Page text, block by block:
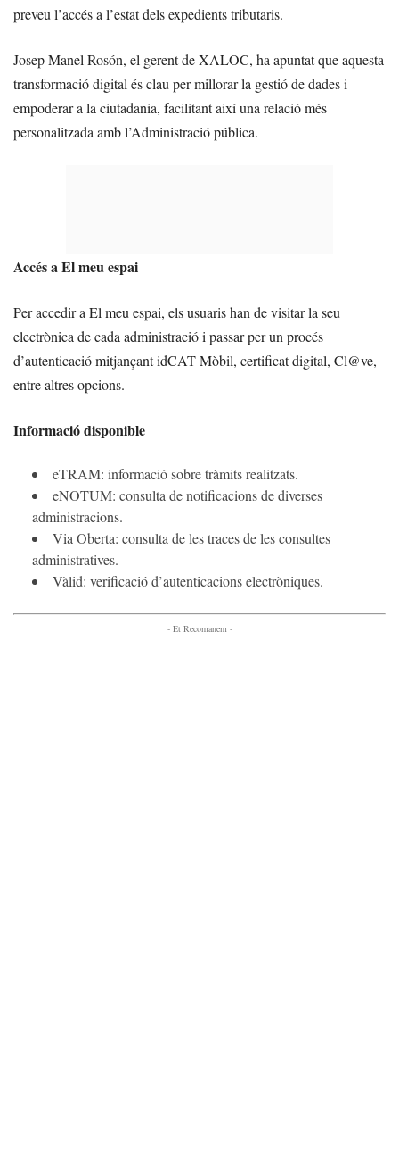
preveu l’accés a l’estat dels expedients tributaris.
Josep Manel Rosón, el gerent de XALOC, ha apuntat que aquesta
transformació digital és clau per millorar la gestió de dades i
empoderar a la ciutadania, facilitant així una relació més
personalitzada amb l’Administració pública.
Accés a El meu espai
Per accedir a El meu espai, els usuaris han de visitar la seu
electrònica de cada administració i passar per un procés
d’autenticació mitjançant idCAT Mòbil, certificat digital, Cl@ve,
entre altres opcions.
Informació disponible
eTRAM: informació sobre tràmits realitzats.
eNOTUM: consulta de notificacions de diverses
administracions.
Via Oberta: consulta de les traces de les consultes
administratives.
Vàlid: verificació d’autenticacions electròniques.
- Et Recomanem -